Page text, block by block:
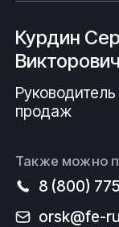
Курдин
Викторович
продаж
Также можно
8 (800)
orsk@fe-